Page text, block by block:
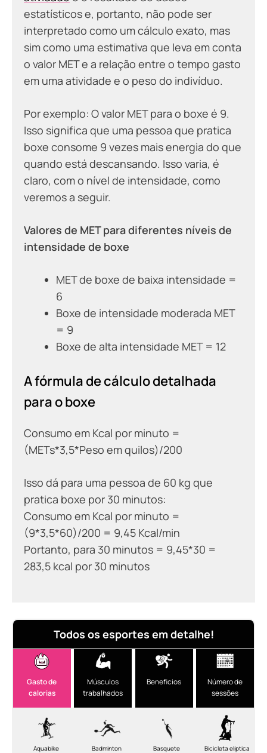
estatísticos e, portanto, não pode ser
interpretado como um cálculo exato, mas
sim como uma estimativa que leva em conta
o valor MET e a relação entre o tempo gasto
em uma atividade e o peso do indivíduo.
Por exemplo: O valor MET para o boxe é 9.
Isso significa que uma pessoa que pratica
boxe consome 9 vezes mais energia do que
quando está descansando. Isso varia, é
claro, com o nível de intensidade, como
veremos a seguir.
Valores de MET para diferentes níveis de
intensidade de boxe
MET de boxe de baixa intensidade =
6
Boxe de intensidade moderada MET
= 9
Boxe de alta intensidade MET = 12
A fórmula de cálculo detalhada
para o boxe
Consumo em Kcal por minuto =
(METs*3,5*Peso em quilos)/200
Isso dá para uma pessoa de 60 kg que
pratica boxe por 30 minutos:
Consumo em Kcal por minuto =
(9*3,5*60)/200 = 9,45 Kcal/min
Portanto, para 30 minutos = 9,45*30 =
283,5 kcal por 30 minutos
Todos os esportes em detalhe!
Gasto de
calorias
Músculos
trabalhados
Beneficios
Número de
sessões
Aquabike Badminton Basquete Bicicleta elíptica